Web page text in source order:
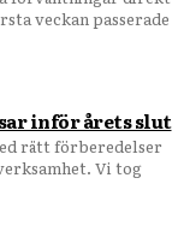
veckan passerade
inför årets slut
rätt förberedelser
Vi tog